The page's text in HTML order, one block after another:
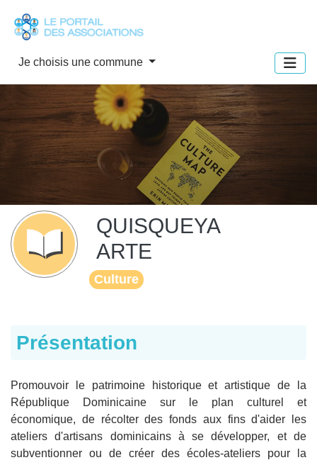
Je choisis une commune
QUISQUEYA
ARTE
Culture
Présentation
Promouvoir le patrimoine historique et artistique de la
République Dominicaine sur le plan culturel et
économique, de récolter des fonds aux fins d'aider les
ateliers d'artisans dominicains à se développer, et de
subventionner ou de créer des écoles-ateliers pour la